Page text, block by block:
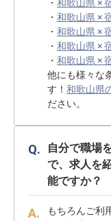
・ 和歌山県 ×
・ 和歌山県 ×
・ 和歌山県 ×
・ 和歌山県 ×
・ 和歌山県 ×
他にも様々な
す！ 和歌山県
ださい。
自分で職場
で、求人を
能ですか？
もちろんご利